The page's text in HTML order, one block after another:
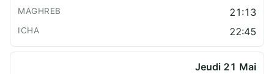
21:13
22:45
Jeudi 21 Mai